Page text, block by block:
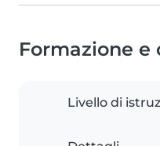
Formazione
Livello di